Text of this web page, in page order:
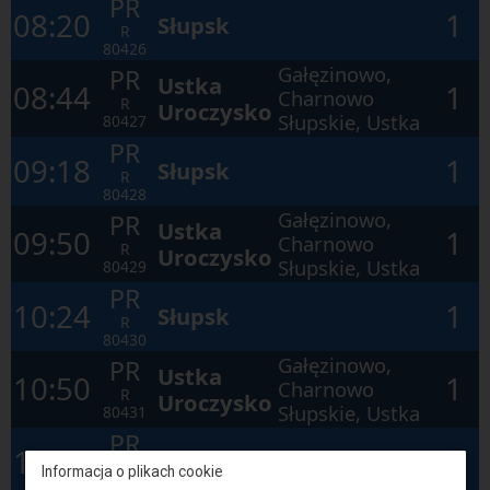
08:20 PR
R
80426
Słupsk
1
08:44
PR
R
80427
Ustka
Uroczysko
Gałęzinowo,
Charnowo
Słupskie, Ustka
1
09:18
PR
R
80428
Słupsk
1
09:50
PR
R
80429
Ustka
Uroczysko
Gałęzinowo,
Charnowo
Słupskie, Ustka
1
10:24
PR
R
80430
Słupsk
1
10:50
PR
R
80431
Ustka
Uroczysko
Gałęzinowo,
Charnowo
Słupskie, Ustka
1
11:24 PR
R
80432
Słupsk
1
Informacja o plikach cookie